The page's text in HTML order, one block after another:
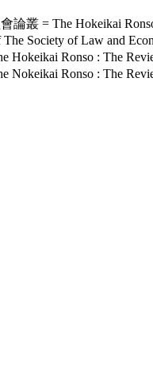
叢 = The Hokeikai
Society of Law and
Ronso : The
Ronso : The